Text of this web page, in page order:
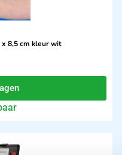
x 8,5 cm kleur wit